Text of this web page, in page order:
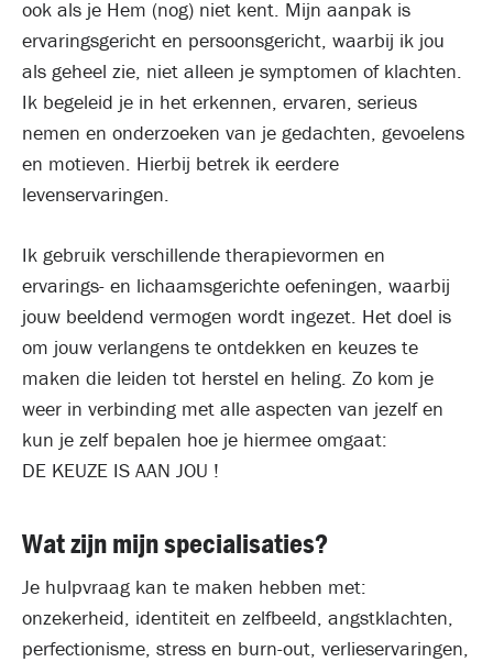
ook als je Hem (nog) niet kent. Mijn aanpak is
ervaringsgericht en persoonsgericht, waarbij ik jou
als geheel zie, niet alleen je symptomen of klachten.
Ik begeleid je in het erkennen, ervaren, serieus
nemen en onderzoeken van je gedachten, gevoelens
en motieven. Hierbij betrek ik eerdere
levenservaringen.
Ik gebruik verschillende therapievormen en
ervarings- en lichaamsgerichte oefeningen, waarbij
jouw beeldend vermogen wordt ingezet. Het doel is
om jouw verlangens te ontdekken en keuzes te
maken die leiden tot herstel en heling. Zo kom je
weer in verbinding met alle aspecten van jezelf en
kun je zelf bepalen hoe je hiermee omgaat:
DE KEUZE IS AAN JOU !
Wat zijn mijn specialisaties?
Je hulpvraag kan te maken hebben met:
onzekerheid, identiteit en zelfbeeld, angstklachten,
perfectionisme, stress en burn-out, verlieservaringen,